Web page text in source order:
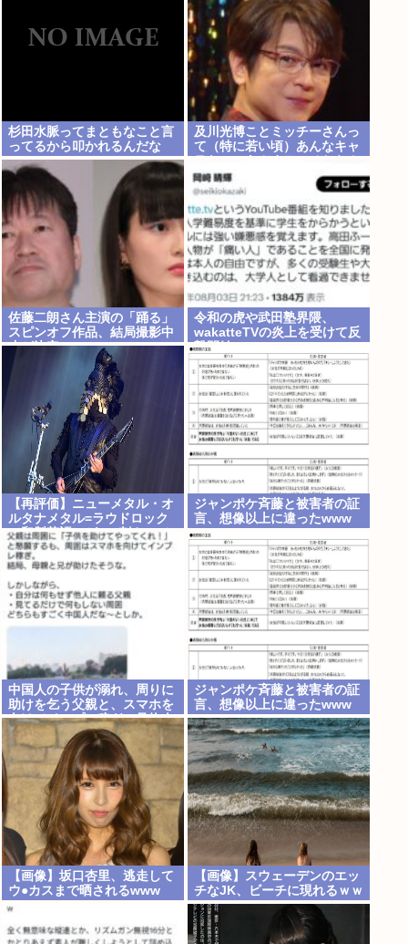
杉田水脈ってまともなこと言
ってるから叩かれるんだな
及川光博ことミッチーさんっ
て（特に若い頃）あんなキャ
よな、男でも
佐藤二朗さん主演の「踊る」
スピンオフ作品、結局撮影中
止が決定www
令和の虎や武田塾界隈、
wakatteTVの炎上を受けて反
撃開始
【再評価】ニューメタル・オ
ルタナメタル=ラウドロック
（和製英語）がZに刺さって
るらしい。お前らがキッズの
頃好きだったバンドは何？
ジャンポケ斉藤と被害者の証
言、想像以上に違ったwww
中国人の子供が溺れ、周りに
助けを乞う父親と、スマホを
向けてインプレ稼ぎの見物人
ジャンポケ斉藤と被害者の証
言、想像以上に違ったwww
【画像】坂口杏里、逃走して
ウ●カスまで晒されるwww
【画像】スウェーデンのエッ
チなJK、ビーチに現れるｗｗ
ｗ